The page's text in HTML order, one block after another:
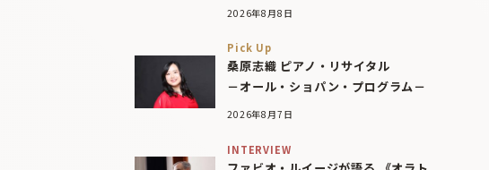
2026年8月8日
Pick Up
桑原志織 ピアノ・リサイタル
－オール・ショパン・プログラム－
2026年8月7日
INTERVIEW